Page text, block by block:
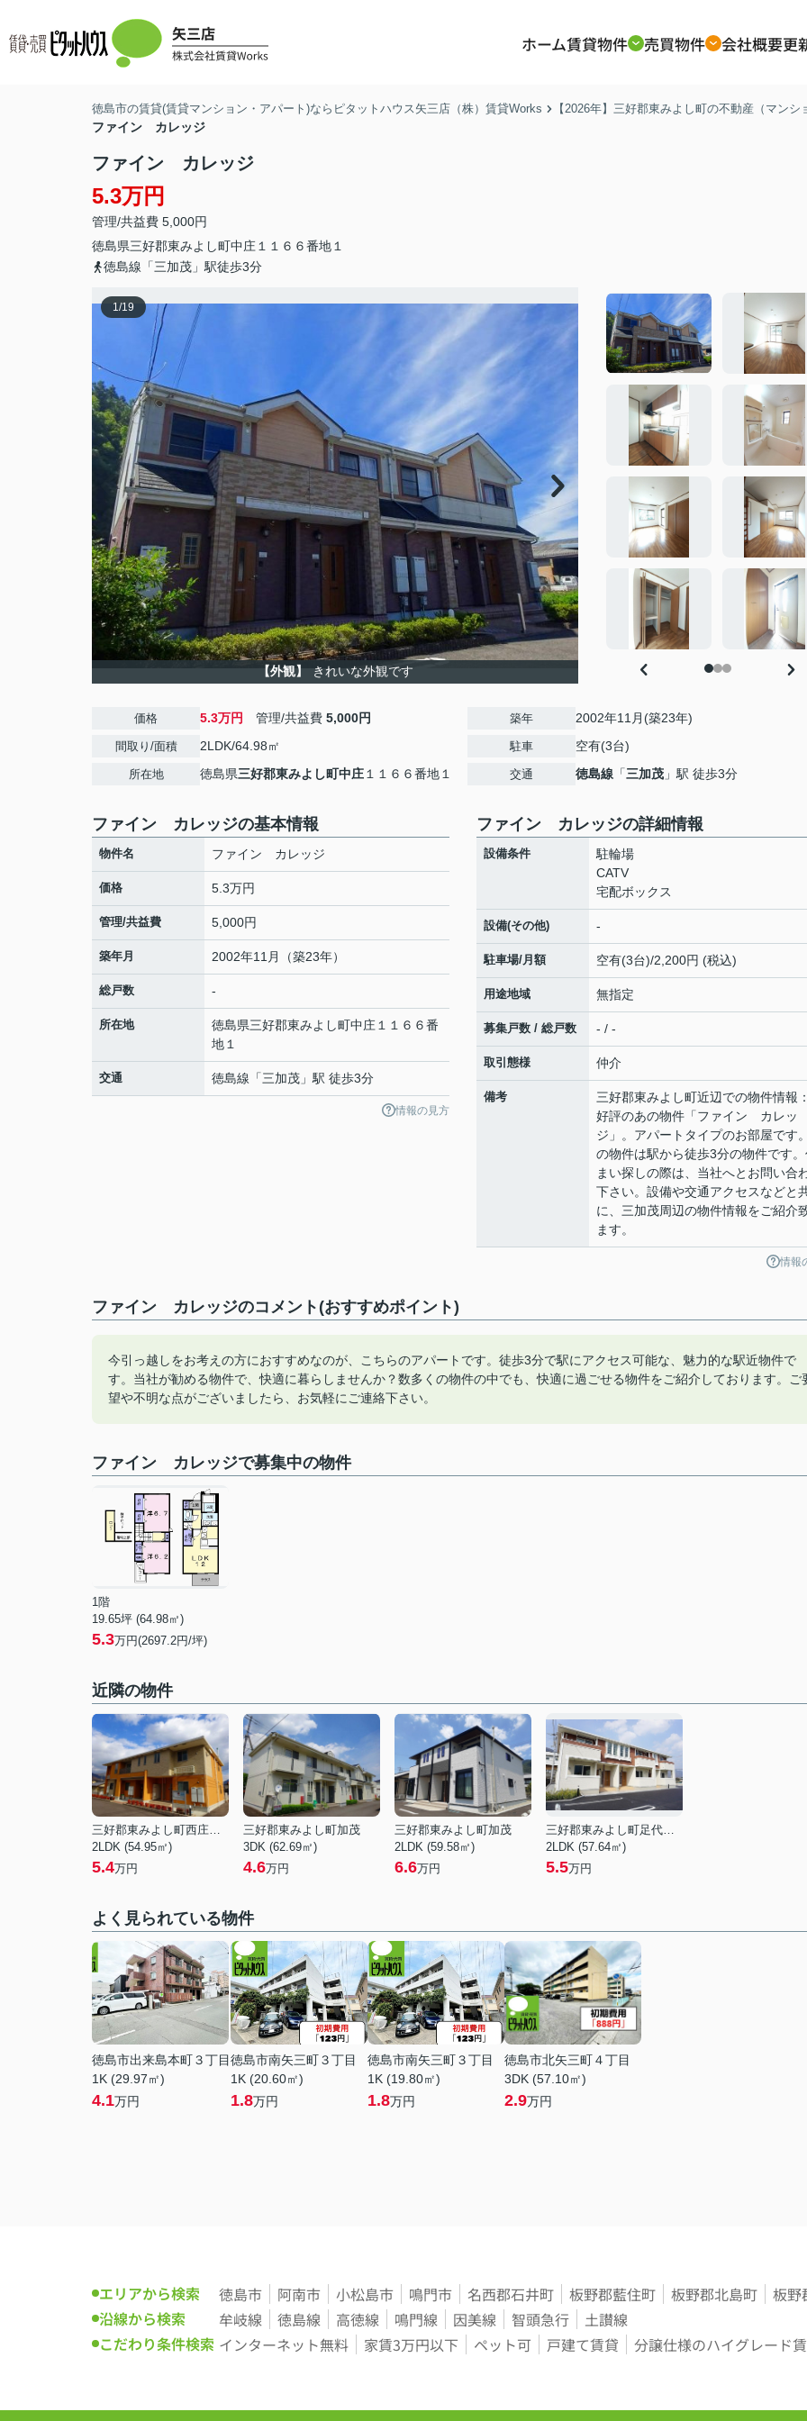
ホーム賃貸物件 売買物件 会社概要更
徳島市の賃貸(賃貸マンション・アパート)ならピタットハウス矢三店（株）賃貸Works 【2026年】三好郡東みよし町の不動産（マン
ファイン カレッジ
ファイン カレッジ
5.3万円
管理/共益費 5,000円
徳島県三好郡東みよし町中庄 １１６６番地１
徳島線「三加茂」駅徒歩3分
1/19
【外観】 きれいな外観です
価格 5.3万円 管理/共益費 5,000円
間取り/面積 2LDK/64.98㎡
所在地 徳島県三好郡東みよし町中庄 １１６６番地１
築年 2002年11月(築23年)
駐車 空有(3台)
交通 徳島線 「三加茂 」駅 徒歩3分
ファイン カレッジの基本情報
物件名 ファイン カレッジ
価格 5.3万円
管理/共益費 5,000円
築年月 2002年11月（築23年）
総戸数 -
所在地 徳島県三好郡東みよし町中庄 １１６６番
地１
交通 徳島線 「三加茂 」駅 徒歩3分
情報の見方
ファイン カレッジの詳細情報
設備条件
駐輪場
CATV
宅配ボックス
設備(その他) -
駐車場/月額 空有(3台)/2,200円 (税込)
用途地域 無指定
募集戸数 / 総戸数 - / -
取引態様 仲介
備考
三好郡東みよし町近辺での物件情報
好評のあの物件「ファイン カレッ
ジ」。アパートタイプのお部屋です
の物件は駅から徒歩3分の物件です。
まい探しの際は、当社へとお問い合
下さい。設備や交通アクセスなどと
に、三加茂周辺の物件情報をご紹介
ます。
情報
ファイン カレッジのコメント(おすすめポイント)
今引っ越しをお考えの方におすすめなのが、こちらのアパートです。徒歩3分で駅にアクセス可能な、魅力的な駅近物件で
す。当社が勧める物件で、快適に暮らしませんか？数多くの物件の中でも、快適に過ごせる物件をご紹介しております。ご
望や不明な点がございましたら、お気軽にご連絡下さい。
ファイン カレッジで募集中の物件
1階
19.65坪 (64.98㎡)
5.3万円(2697.2円/坪)
近隣の物件
三好郡東みよし町西庄字岡田
2LDK (54.95㎡)
5.4万円
三好郡東みよし町加茂
3DK (62.69㎡)
4.6万円
三好郡東みよし町加茂
2LDK (59.58㎡)
6.6万円
三好郡東みよし町足代字梅ノ木
2LDK (57.64㎡)
5.5万円
よく見られている物件
徳島市出来島本町３丁目
1K (29.97㎡)
4.1万円
徳島市南矢三町３丁目
1K (20.60㎡)
1.8万円
徳島市南矢三町３丁目
1K (19.80㎡)
1.8万円
徳島市北矢三町４丁目
3DK (57.10㎡)
2.9万円
エリアから検索 徳島市 阿南市 小松島市 鳴門市 名西郡石井町 板野郡藍住町 板野郡北島町 板野
沿線から検索
牟岐線 徳島線 高徳線 鳴門線 因美線 智頭急行
土讃線
こだわり条件検索 インターネット無料 家賃3万円以下 ペット可 戸建て賃貸 分譲仕様のハイグレード